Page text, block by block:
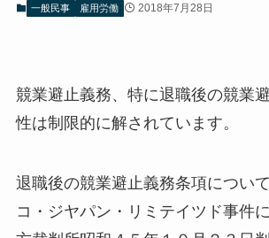
一般民事 雇用労働 2018年7月28日
競業避止義務、特に退職後の競業
性は制限的に解されています。
退職後の競業避止義務条項につい
コ・ジヤパン・リミテイツド事件